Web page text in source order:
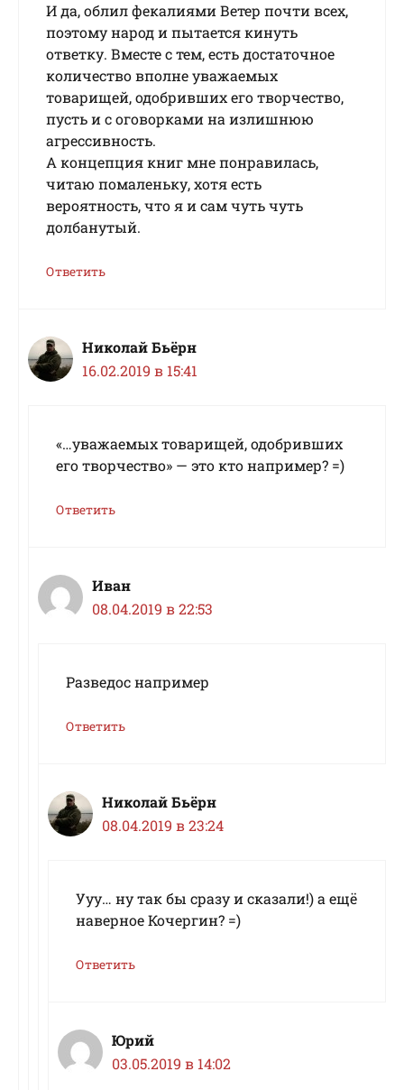
И да, облил фекалиями Ветер почти всех,
поэтому народ и пытается кинуть
ответку. Вместе с тем, есть достаточное
количество вполне уважаемых
товарищей, одобривших его творчество,
пусть и с оговорками на излишнюю
агрессивность.
А концепция книг мне понравилась,
читаю помаленьку, хотя есть
вероятность, что я и сам чуть чуть
долбанутый.
Ответить
Николай Бьёрн
16.02.2019 в 15:41
«…уважаемых товарищей, одобривших
его творчество» — это кто например? =)
Ответить
Иван
08.04.2019 в 22:53
Разведос например
Ответить
Николай Бьёрн
08.04.2019 в 23:24
Ууу… ну так бы сразу и сказали!) а ещё
наверное Кочергин? =)
Ответить
Юрий
03.05.2019 в 14:02